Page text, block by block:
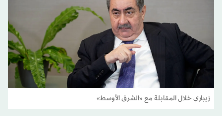
زيباري خلال المقابلة مع «الشرق الأوسط»